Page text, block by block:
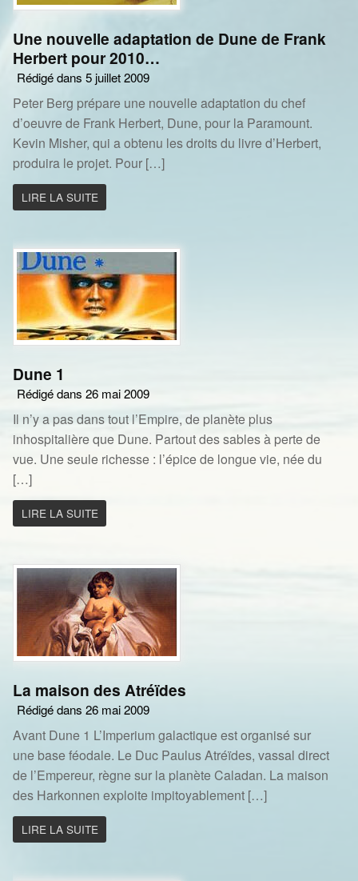
Une nouvelle adaptation de Dune de Frank
Herbert pour 2010…
Rédigé dans 5 juillet 2009
Peter Berg prépare une nouvelle adaptation du chef
d’oeuvre de Frank Herbert, Dune, pour la Paramount.
Kevin Misher, qui a obtenu les droits du livre d’Herbert,
produira le projet. Pour […]
LIRE LA SUITE
Dune 1
Rédigé dans 26 mai 2009
Il n’y a pas dans tout l’Empire, de planète plus
inhospitalière que Dune. Partout des sables à perte de
vue. Une seule richesse : l’épice de longue vie, née du
[…]
LIRE LA SUITE
La maison des Atréïdes
Rédigé dans 26 mai 2009
Avant Dune 1 L’Imperium galactique est organisé sur
une base féodale. Le Duc Paulus Atréïdes, vassal direct
de l’Empereur, règne sur la planète Caladan. La maison
des Harkonnen exploite impitoyablement […]
LIRE LA SUITE